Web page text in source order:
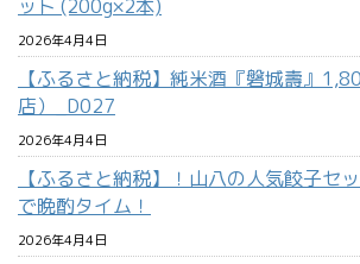
ット (200g×2本)
2026年4月4日
【ふるさと納税】純米酒『磐城壽』
店）_D027
2026年4月4日
【ふるさと納税】！山八の人気餃子セ
で晩酌タイム！
2026年4月4日